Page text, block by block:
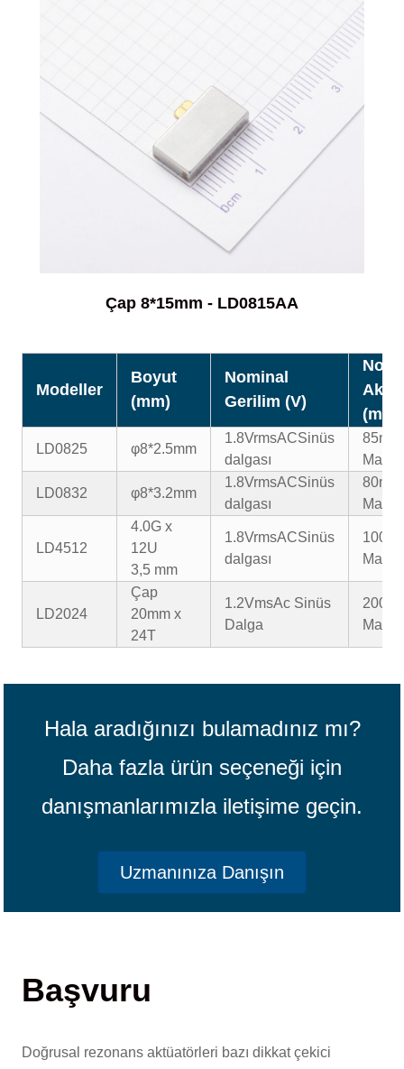
Çap 8*15mm - LD0815AA
Modeller
Boyut
(mm)
Nominal
Gerilim (V)
Akım
(mA)
LD0825 φ8*2.5mm
1.8VrmsACSinüs
dalgası
85mA
Maks.
LD0832 φ8*3.2mm
1.8VrmsACSinüs
dalgası
80mA
Maks.
LD4512
4.0G x
12U
3,5 mm
1.8VrmsACSinüs
dalgası
Maks.
LD2024
Çap
20mm x
24T
1.2VmsAc Sinüs
Dalga
Maks.
Hala aradığınızı bulamadınız mı?
Daha fazla ürün seçeneği için
danışmanlarımızla iletişime geçin.
Uzmanınıza Danışın
Başvuru
Doğrusal rezonans aktüatörleri bazı dikkat çekici